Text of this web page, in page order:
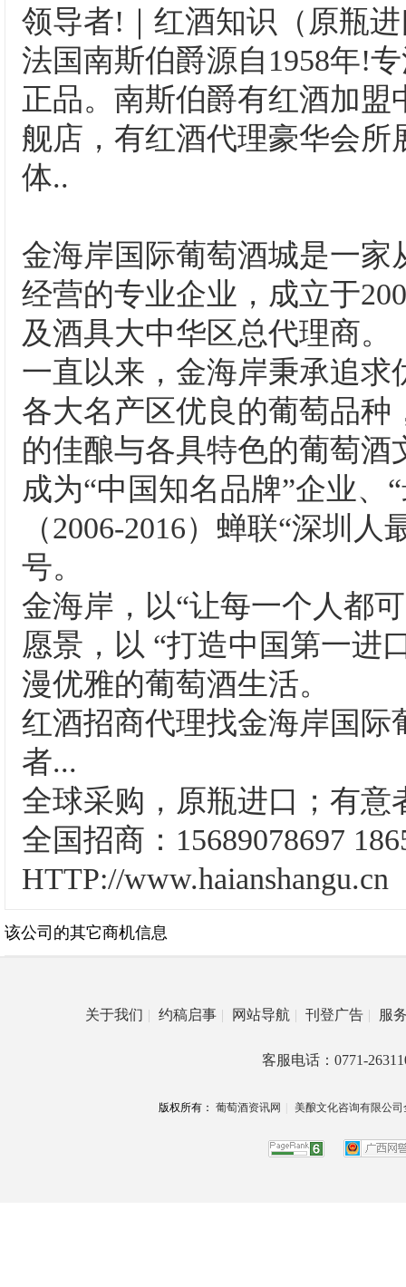
领导者!｜红酒知识（原瓶
法国南斯伯爵源自1958年!
正品。南斯伯爵有红酒加
舰店，有红酒代理豪华会
体..
金海岸国际葡萄酒城是一
经营的专业企业，成立于
及酒具大中华区总代理商。
一直以来，金海岸秉承追
各大名产区优良的葡萄品
的佳酿与各具特色的葡萄
成为“中国知名品牌”企业、
（2006-2016）蝉联“深圳
号。
金海岸，以“让每一个人都
愿景，以 “打造中国第一进
漫优雅的葡萄酒生活。
红酒招商代理找金海岸国
者...
全球采购，原瓶进口；有
全国招商：15689078697
HTTP://www.haianshangu.cn
该公司的其它商机信息
关于我们 | 约稿启事 | 网站导航 | 刊登广告 | 服
客服电话：0771-
版权所有： 葡萄酒资讯网 美酿文化咨询有限公司